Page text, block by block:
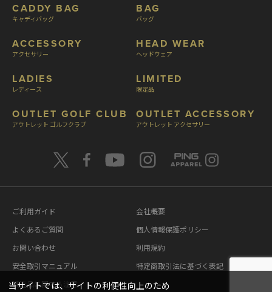
CADDY BAG
キャディバッグ
ACCESSORY
アクセサリー
LADIES
レディース
OUTLET GOLF CLUB
アウトレット ゴルフクラブ
BAG
バッグ
HEAD WEAR
ヘッドウェア
LIMITED
限定品
OUTLET ACCESSORY
アウトレット アクセサリー
ご利用ガイド
よくあるご質問
お問い合わせ
安全取引マニュアル
模造品に関する注意
会社概要
個人情報保護ポリシー
利用規約
特定商取引法に基づく表記
当サイトでは、サイトの利便性向上のため